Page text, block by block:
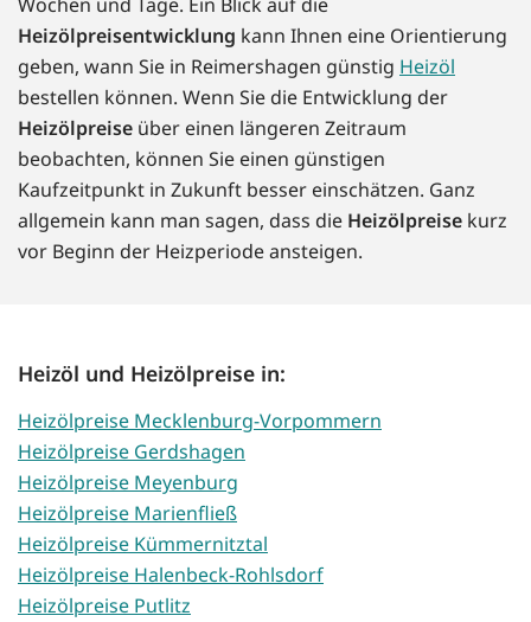
Heizölpreisentwicklung kann Ihnen eine Orientierung
geben, wann Sie in Reimershagen günstig Heizöl
bestellen können. Wenn Sie die Entwicklung der
Heizölpreise über einen längeren Zeitraum
beobachten, können Sie einen günstigen
Kaufzeitpunkt in Zukunft besser einschätzen. Ganz
allgemein kann man sagen, dass die Heizölpreise kurz
vor Beginn der Heizperiode ansteigen.
Heizöl und Heizölpreise in:
Heizölpreise Mecklenburg-Vorpommern
Heizölpreise Gerdshagen
Heizölpreise Meyenburg
Heizölpreise Marienfließ
Heizölpreise Kümmernitztal
Heizölpreise Halenbeck-Rohlsdorf
Heizölpreise Putlitz